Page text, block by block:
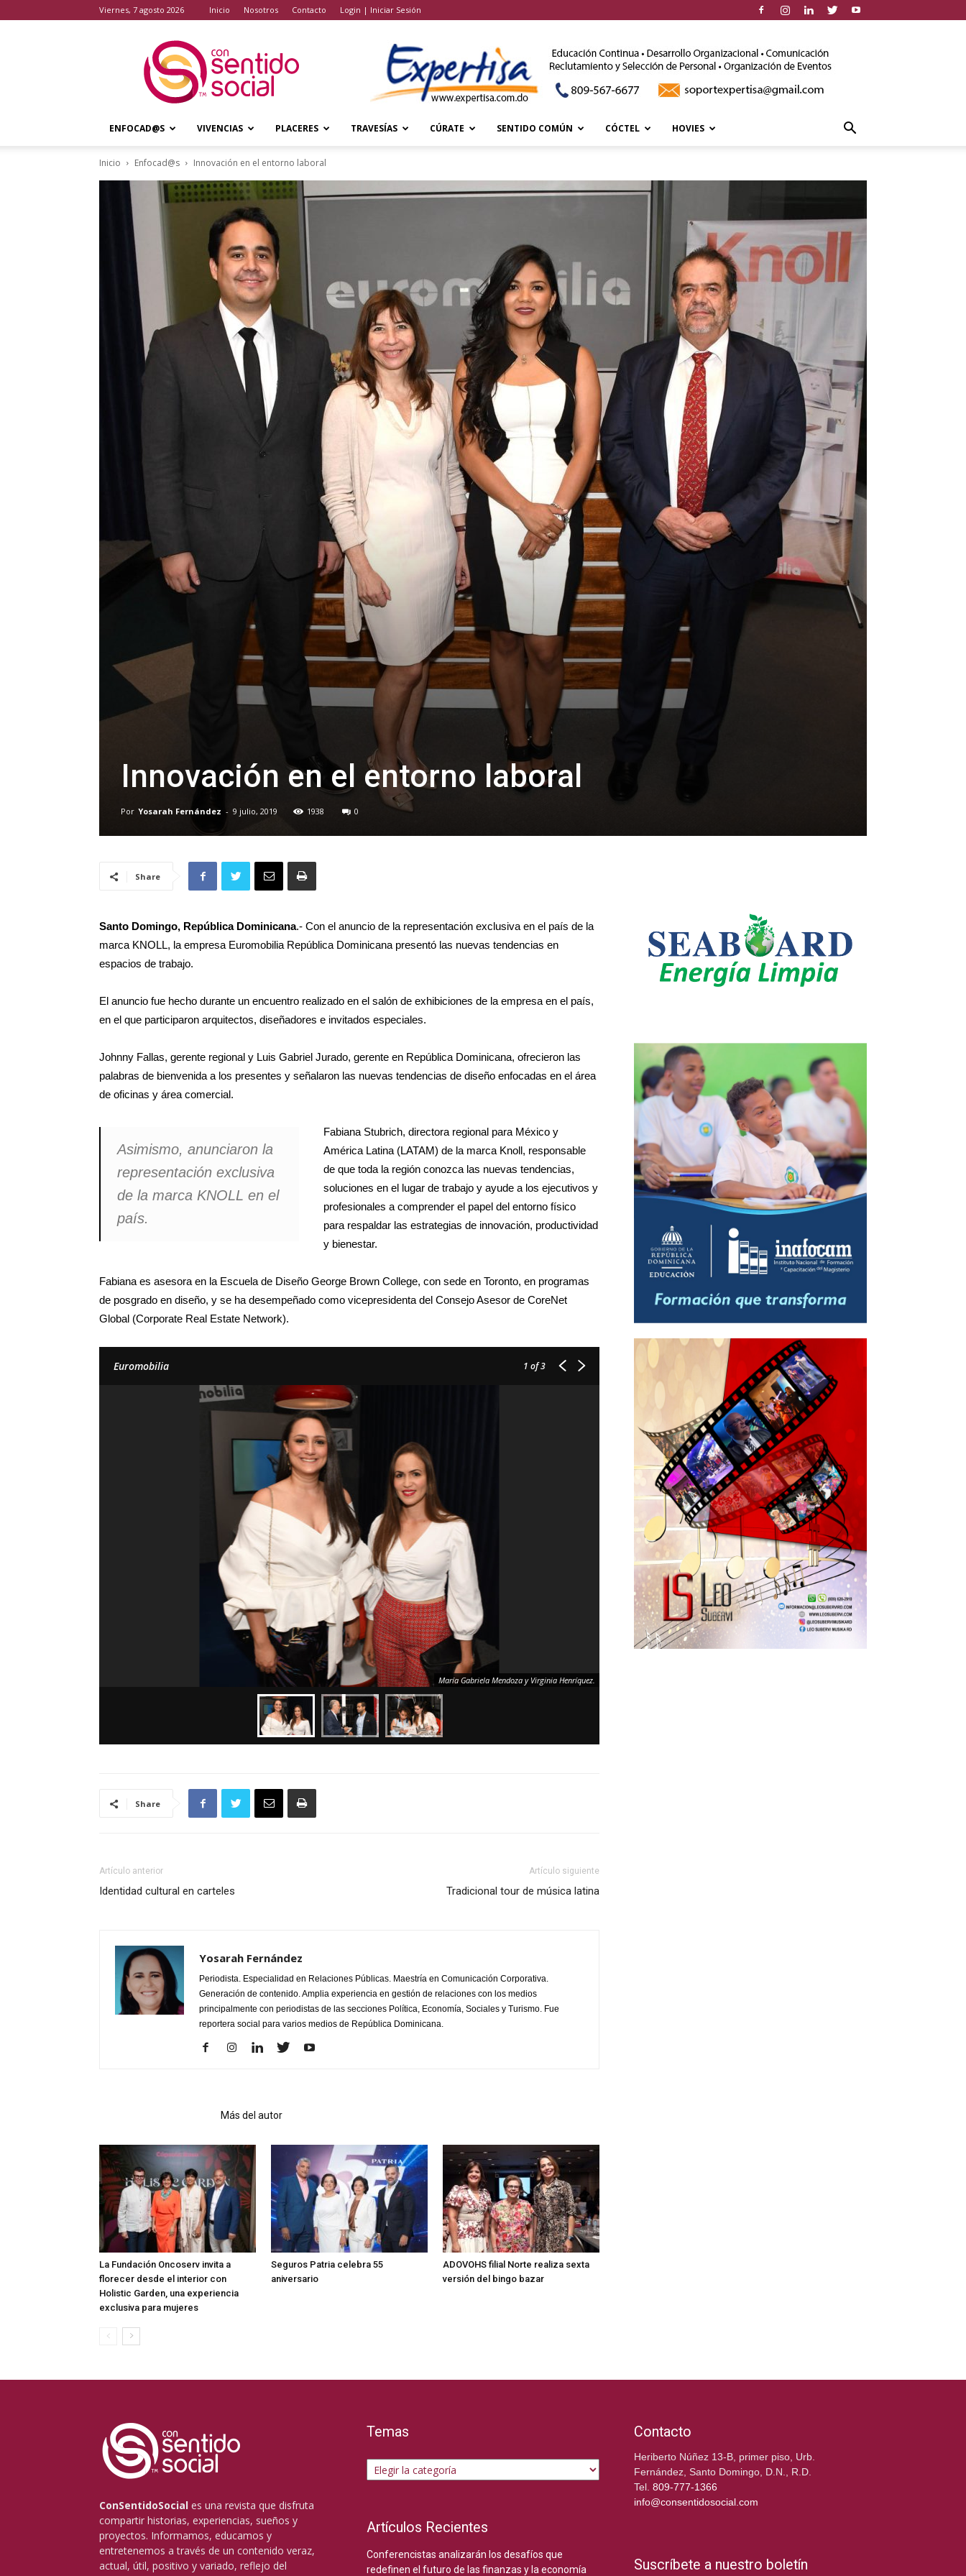
viernes, 7 agosto 2026 Inicio Nosotros Contacto Login | Iniciar Sesión
Sentido
Social
ENFOCAD@S VIVENCIAS PLACERES TRAVESÍAS CÚRATE SENTIDO COMÚN CÓCTEL HOVIES
Inicio Enfocad@s Innovación en el entorno laboral
Innovación en el entorno laboral
Por Yosarah Fernández - 9 julio, 2019 1938 0
Share
Santo Domingo, República Dominicana.- Con el anuncio de la representación exclusiva en el país de la
marca KNOLL, la empresa Euromobilia República Dominicana presentó las nuevas tendencias en
espacios de trabajo.
El anuncio fue hecho durante un encuentro realizado en el salón de exhibiciones de la empresa en el país,
en el que participaron arquitectos, diseñadores e invitados especiales.
Johnny Fallas, gerente regional y Luis Gabriel Jurado, gerente en República Dominicana, ofrecieron las
palabras de bienvenida a los presentes y señalaron las nuevas tendencias de diseño enfocadas en el área
de oficinas y área comercial.
Asimismo, anunciaron la
representación exclusiva
de la marca KNOLL en el
país.
Fabiana Stubrich, directora regional para México y
América Latina (LATAM) de la marca Knoll, responsable
de que toda la región conozca las nuevas tendencias,
soluciones en el lugar de trabajo y ayude a los ejecutivos y
profesionales a comprender el papel del entorno físico
para respaldar las estrategias de innovación, productividad
y bienestar.
Fabiana es asesora en la Escuela de Diseño George Brown College, con sede en Toronto, en programas
de posgrado en diseño, y se ha desempeñado como vicepresidenta del Consejo Asesor de CoreNet
Global (Corporate Real Estate Network).
Euromobilia 1 of 3
María Gabriela Mendoza y Virginia Henríquez.
Share
Artículo anterior
Identidad cultural en carteles
Artículo siguiente
Tradicional tour de música latina
Yosarah Fernández
Periodista. Especialidad en Relaciones Públicas. Maestría en Comunicación Corporativa.
Generación de contenido. Amplia experiencia en gestión de relaciones con los medios
principalmente con periodistas de las secciones Política, Economía, Sociales y Turismo. Fue
reportera social para varios medios de República Dominicana.
Más del autor
La Fundación Oncoserv invita a
florecer desde el interior con
Holistic Garden, una experiencia
exclusiva para mujeres
Seguros Patria celebra 55
aniversario
ADOVOHS filial Norte realiza sexta
versión del bingo bazar
ConSentidoSocial es una revista que disfruta
compartir historias, experiencias, sueños y
proyectos. Informamos, educamos y
entretenemos a través de un contenido veraz,
actual, útil, positivo y variado, reflejo del
Temas
Temas
Artículos Recientes
Conferencistas analizarán los desafíos que
redefinen el futuro de las finanzas y la economía
Contacto
Heriberto Núñez 13-B, primer piso, Urb.
Fernández, Santo Domingo, D.N., R.D.
Tel. 809-777-1366
info@consentidosocial.com
Suscríbete a nuestro boletín